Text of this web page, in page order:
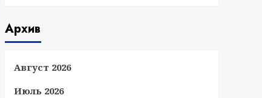
Архив
Август 2026
Июль 2026